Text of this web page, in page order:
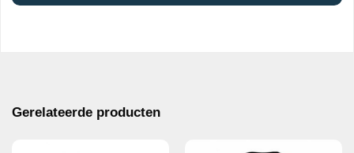
Gerelateerde producten